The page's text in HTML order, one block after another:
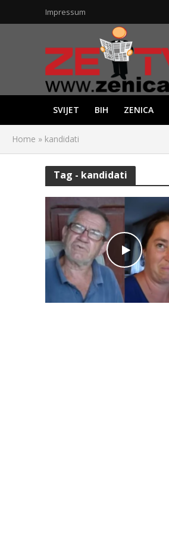
Impressum
SVIJET BIH ZENICA
Home » kandidati
Tag - kandidati